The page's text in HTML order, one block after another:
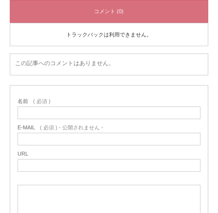
コメント (0)
トラックバックは利用できません。
この記事へのコメントはありません。
名前 ( 必須 )
E-MAIL ( 必須 ) - 公開されません -
URL